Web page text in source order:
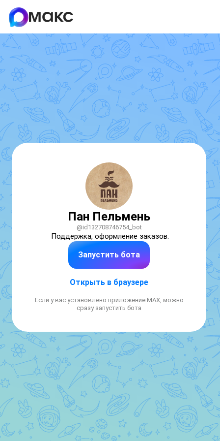
Пан Пельмень
@id132708746754_bot
Поддержка, оформление заказов.
Запустить бота
Открыть в браузере
Если у вас установлено приложение MAX, можно
сразу запустить бота